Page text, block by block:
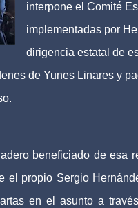
interpone el Comité
implementadas por
dirigencia estatal de
de Yunes Linares y
beneficiado de esa
el propio Sergio
en el asunto a